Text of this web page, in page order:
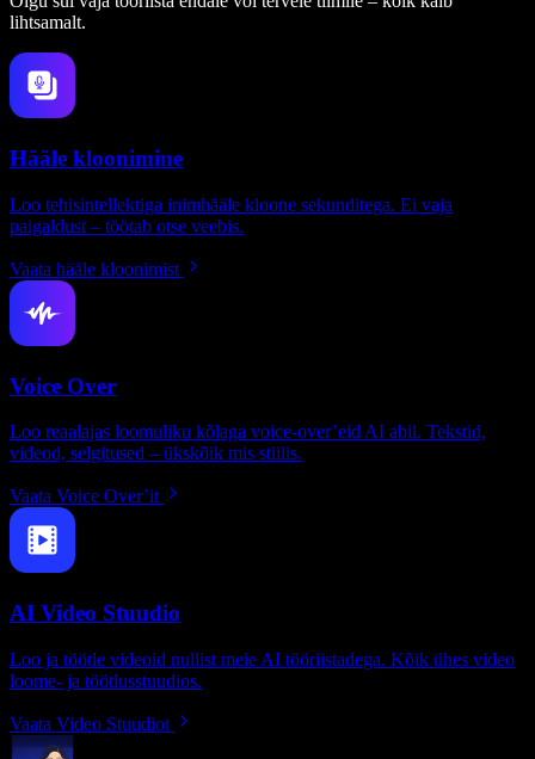
lihtsamalt.
Hääle kloonimine
Loo tehisintellektiga inimhääle kloone sekunditega. Ei vaja
paigaldust – töötab otse veebis.
Vaata hääle kloonimist
Voice Over
Loo reaalajas loomuliku kõlaga voice-over’eid AI abil. Tekstid,
videod, selgitused – ükskõik mis stiilis.
Vaata Voice Over’it
AI Video Stuudio
Loo ja töötle videoid nullist meie AI tööriistadega. Kõik ühes video
loome- ja töötlusstuudios.
Vaata Video Stuudiot